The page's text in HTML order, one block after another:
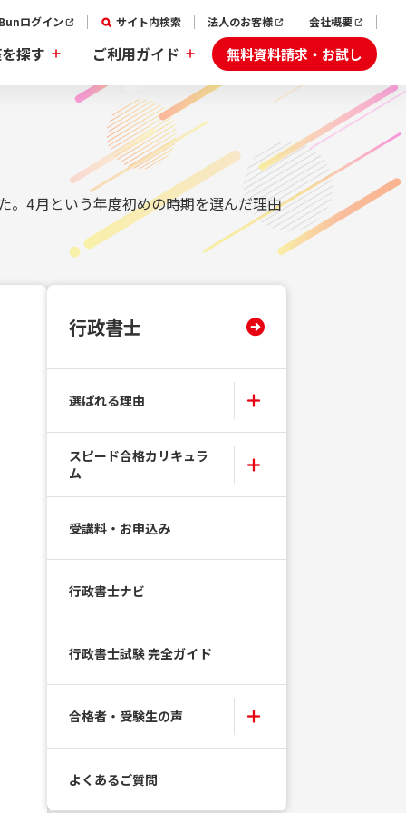
ログイン サイト内検索 法人のお客様 会社概要
探す ご利用ガイド 無料資料請求・お試し
。4月という年度初めの時期を選んだ理由
行政書士
選ばれる理由
スピード合格カリキュラ
ム
受講料・お申込み
行政書士ナビ
行政書士試験 完全ガイド
合格者・受験生の声
よくあるご質問